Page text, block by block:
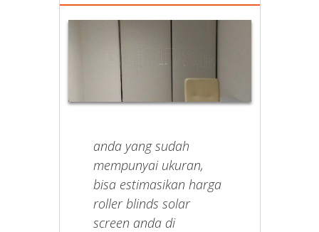
anda yang sudah
mempunyai ukuran,
bisa estimasikan harga
roller blinds solar
screen anda di